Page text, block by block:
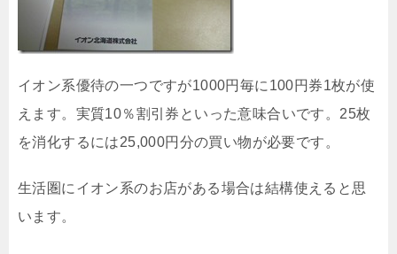
イオン系優待の一つですが1000円毎に100円券1枚が使
えます。実質10％割引券といった意味合いです。25枚
を消化するには25,000円分の買い物が必要です。
生活圏にイオン系のお店がある場合は結構使えると思
います。